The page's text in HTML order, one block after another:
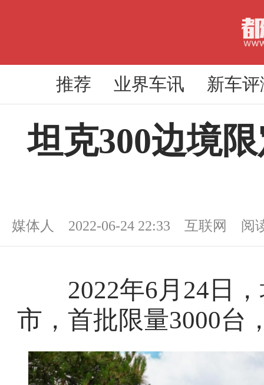
推荐 业界车讯 新车评
坦克300边境
媒体人 2022-06-24 22:33 互联网 阅
2022年6月24日，
市，首批限量3000台